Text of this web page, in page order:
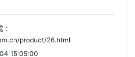
product/26.html
15:05:00